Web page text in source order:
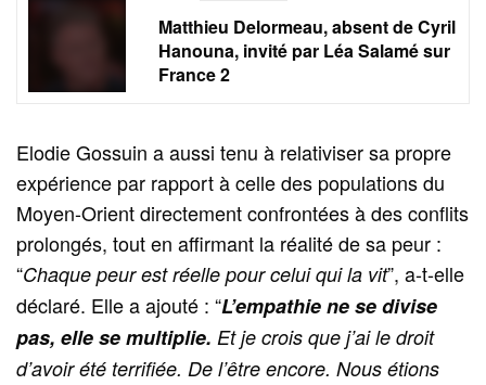
Matthieu Delormeau, absent de Cyril
Hanouna, invité par Léa Salamé sur
France 2
Elodie Gossuin a aussi tenu à relativiser sa propre
expérience par rapport à celle des populations du
Moyen-Orient directement confrontées à des conflits
prolongés, tout en affirmant la réalité de sa peur :
“Chaque peur est réelle pour celui qui la vit”, a-t-elle
déclaré. Elle a ajouté : “L’empathie ne se divise
pas, elle se multiplie. Et je crois que j’ai le droit
d’avoir été terrifiée. De l’être encore. Nous étions